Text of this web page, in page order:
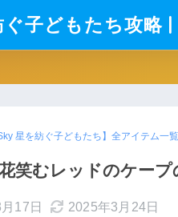
子どもたち攻略
Sky 星を紡ぐ子どもたち】全アイテム一
花笑むレッドのケー
17日 2025年3月24日